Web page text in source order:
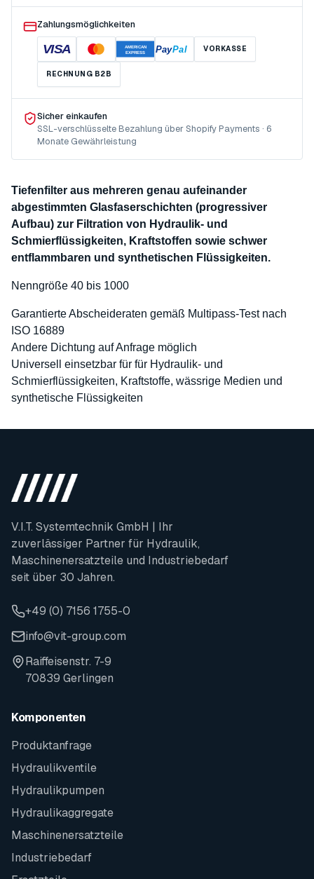
Zahlungsmöglichkeiten
VISA
AMERICAN
EXPRESS
PayPal VORKASSE
RECHNUNG B2B
Sicher einkaufen
SSL-verschlüsselte Bezahlung über Shopify Payments · 6
Monate Gewährleistung
Tiefenfilter aus mehreren genau aufeinander
abgestimmten Glasfaserschichten (progressiver
Aufbau) zur Filtration von Hydraulik- und
Schmierflüssigkeiten, Kraftstoffen sowie schwer
entflammbaren und synthetischen Flüssigkeiten.
Nenngröße 40 bis 1000
Garantierte Abscheideraten gemäß Multipass-Test nach
ISO 16889
Andere Dichtung auf Anfrage möglich
Universell einsetzbar für für Hydraulik- und
Schmierflüssigkeiten, Kraftstoffe, wässrige Medien und
synthetische Flüssigkeiten
V.I.T. Systemtechnik GmbH | Ihr
zuverlässiger Partner für Hydraulik,
Maschinenersatzteile und Industriebedarf
seit über 30 Jahren.
+49 (0) 7156 1755-0
info@vit-group.com
Raiffeisenstr. 7-9
70839 Gerlingen
Komponenten
Produktanfrage
Hydraulikventile
Hydraulikpumpen
Hydraulikaggregate
Maschinenersatzteile
Industriebedarf